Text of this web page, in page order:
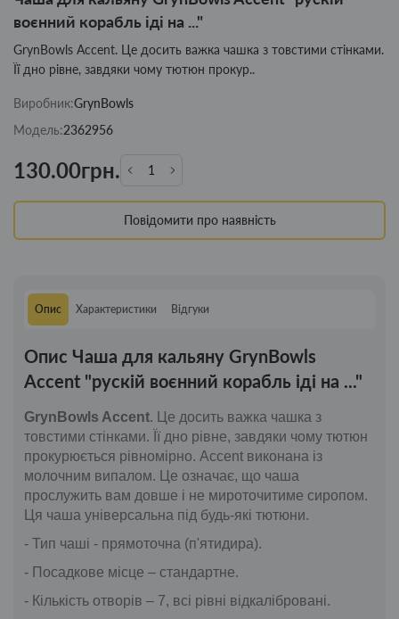
воєнний корабль іді на ..."
GrynBowls Accent. Це досить важка чашка з товстими стінками.
Її дно рівне, завдяки чому тютюн прокур..
Виробник:GrynBowls
Модель:2362956
130.00грн.
Повідомити про наявність
Опис Характеристики Відгуки
Опис Чаша для кальяну GrynBowls
Accent "рускій воєнний корабль іді на ..."
GrynBowls Accent. Це досить важка чашка з
товстими стінками. Її дно рівне, завдяки чому тютюн
прокурюється рівномірно. Accent виконана із
молочним випалом. Це означає, що чаша
прослужить вам довше і не мироточитиме сиропом.
Ця чаша універсальна під будь-які тютюни.
- Тип чаші - прямоточна (п'ятидира).
- Посадкове місце – стандартне.
- Кількість отворів – 7, всі рівні відкалібровані.